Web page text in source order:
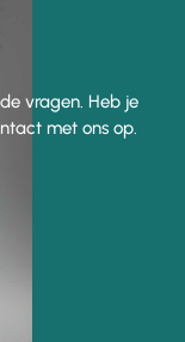
vragen. Heb je
met ons op.